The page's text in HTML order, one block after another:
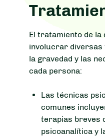
El tratamiento de la
involucrar diversas
la gravedad y las
cada persona:
Las técnicas
comunes
terapias breves
psicoanalítica y